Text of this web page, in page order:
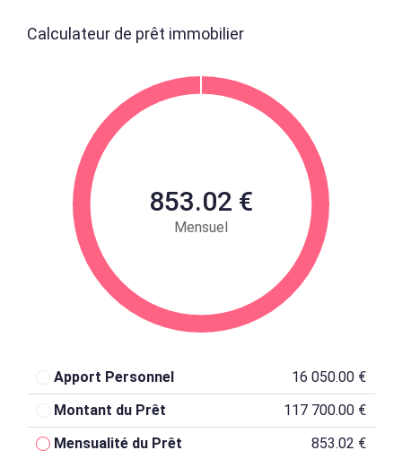
Calculateur de prêt immobilier
853.02 €
Mensuel
Apport Personnel
16 050.00 €
Montant du Prêt
117 700.00 €
Mensualité du Prêt
853.02 €